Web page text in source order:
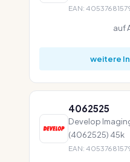
EAN:
auf
weitere
4062525
Develop
(4062525) 45k
EAN: